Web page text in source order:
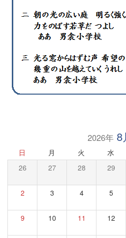
2026年8
日 月 火 水
26 27 28 29
2 3 4 5
9 10 11 12